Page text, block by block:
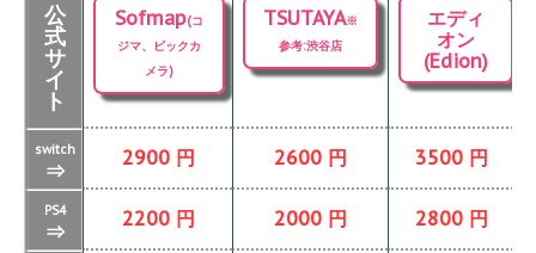
公
式
サ
イ
ト
Sofmap(コ
ジマ、ビックカ
メラ)
TSUTAYA※
参考:渋谷店
エディ
オン
(Edion)
switch
⇒ 2900 円 2600 円 3500 円
PS4
⇒ 2200 円 2000 円 2800 円